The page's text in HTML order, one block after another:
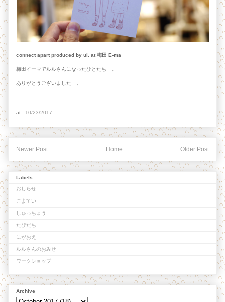
connect apart produced by ui. at 梅田 E-ma
梅田イーマでルルさんになったひとたち 。
ありがとうございました 。
at : 10/23/2017
Newer Post Older Post
Home
Labels
おしらせ
ごよてい
しゅっちょう
たびだち
にがおえ
ルルさんのおみせ
ワークショップ
Archive